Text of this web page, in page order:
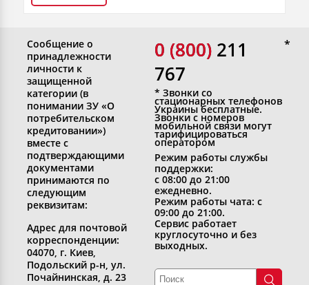
Сообщение о
принадлежности
личности к
защищенной
категории (в
понимании ЗУ «О
потребительском
кредитовании»)
вместе с
подтверждающими
документами
принимаются по
следующим
реквизитам:
Адрес для почтовой
корреспонденции:
04070, г. Киев,
Подольский р-н, ул.
Почайнинская, д. 23
0 (800)
0 (800) 211
767
* Звонки со
стационарных телефонов
Украины бесплатные.
Звонки с номеров
мобильной связи могут
тарифицироваться
оператором
Режим работы службы
поддержки:
с 08:00 до 21:00
ежедневно.
Режим работы чата: с
09:00 до 21:00.
Сервис работает
круглосуточно и без
выходных.